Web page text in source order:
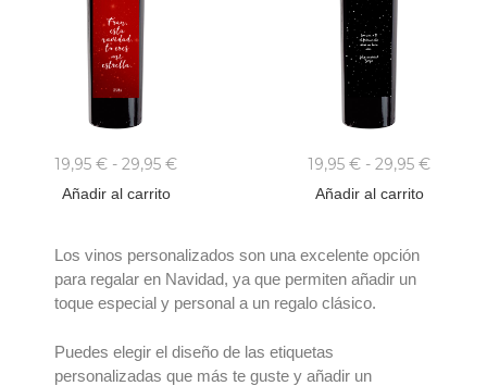
19,95 € - 29,95 €
Añadir al carrito
19,95 € - 29,95 €
Añadir al carrito
Los vinos personalizados son una excelente opción
para regalar en Navidad, ya que permiten añadir un
toque especial y personal a un regalo clásico.
Puedes elegir el diseño de las etiquetas
personalizadas que más te guste y añadir un